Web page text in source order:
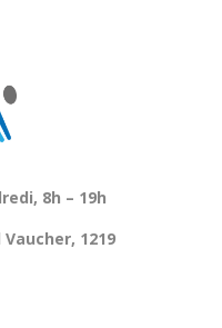
8h – 19h
Vaucher, 1219